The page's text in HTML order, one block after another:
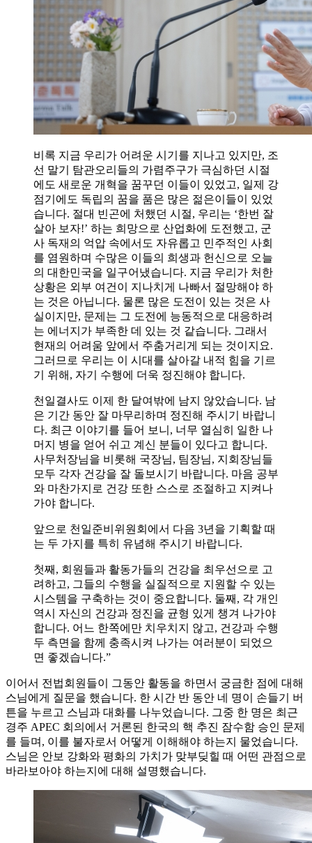
비록 지금 우리가 어려운 시기를 지나고 있지만, 조
선 말기 탐관오리들의 가렴주구가 극심하던 시절
에도 새로운 개혁을 꿈꾸던 이들이 있었고, 일제 강
점기에도 독립의 꿈을 품은 많은 젊은이들이 있었
습니다. 절대 빈곤에 처했던 시절, 우리는 ‘한번 잘
살아 보자!’ 하는 희망으로 산업화에 도전했고, 군
사 독재의 억압 속에서도 자유롭고 민주적인 사회
를 염원하며 수많은 이들의 희생과 헌신으로 오늘
의 대한민국을 일구어냈습니다. 지금 우리가 처한
상황은 외부 여건이 지나치게 나빠서 절망해야 하
는 것은 아닙니다. 물론 많은 도전이 있는 것은 사
실이지만, 문제는 그 도전에 능동적으로 대응하려
는 에너지가 부족한 데 있는 것 같습니다. 그래서
현재의 어려움 앞에서 주춤거리게 되는 것이지요.
그러므로 우리는 이 시대를 살아갈 내적 힘을 기르
기 위해, 자기 수행에 더욱 정진해야 합니다.
천일결사도 이제 한 달여밖에 남지 않았습니다. 남
은 기간 동안 잘 마무리하며 정진해 주시기 바랍니
다. 최근 이야기를 들어 보니, 너무 열심히 일한 나
머지 병을 얻어 쉬고 계신 분들이 있다고 합니다.
사무처장님을 비롯해 국장님, 팀장님, 지회장님들
모두 각자 건강을 잘 돌보시기 바랍니다. 마음 공부
와 마찬가지로 건강 또한 스스로 조절하고 지켜나
가야 합니다.
앞으로 천일준비위원회에서 다음 3년을 기획할 때
는 두 가지를 특히 유념해 주시기 바랍니다.
첫째, 회원들과 활동가들의 건강을 최우선으로 고
려하고, 그들의 수행을 실질적으로 지원할 수 있는
시스템을 구축하는 것이 중요합니다. 둘째, 각 개인
역시 자신의 건강과 정진을 균형 있게 챙겨 나가야
합니다. 어느 한쪽에만 치우치지 않고, 건강과 수행
두 측면을 함께 충족시켜 나가는 여러분이 되었으
면 좋겠습니다.”
이어서 전법회원들이 그동안 활동을 하면서 궁금한 점에 대해
스님에게 질문을 했습니다. 한 시간 반 동안 네 명이 손들기 버
튼을 누르고 스님과 대화를 나누었습니다. 그중 한 명은 최근
경주 APEC 회의에서 거론된 한국의 핵 추진 잠수함 승인 문제
를 들며, 이를 불자로서 어떻게 이해해야 하는지 물었습니다.
스님은 안보 강화와 평화의 가치가 맞부딪힐 때 어떤 관점으로
바라보아야 하는지에 대해 설명했습니다.